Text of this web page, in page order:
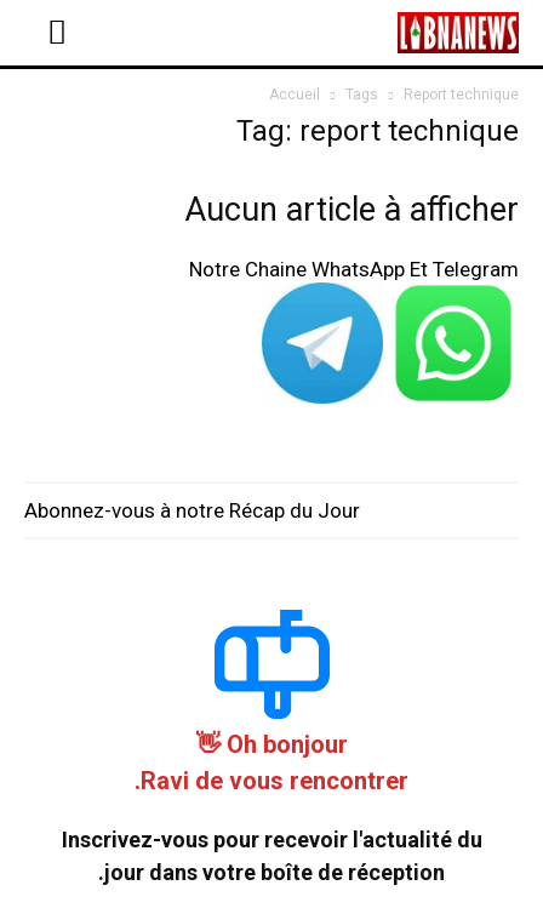
Accueil Tags Report technique
Tag: report technique
Aucun article à afficher
Notre Chaine WhatsApp Et Telegram
Abonnez-vous à notre Récap du Jour
Oh bonjour 👋
Ravi de vous rencontrer.
Inscrivez-vous pour recevoir l'actualité du
jour dans votre boîte de réception.